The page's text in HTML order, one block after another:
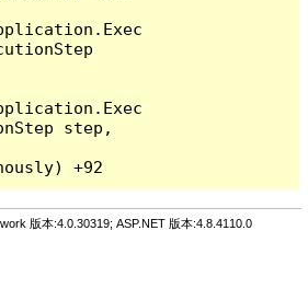
step,
版本:4.0.30319; ASP.NET 版本:4.8.4110.0